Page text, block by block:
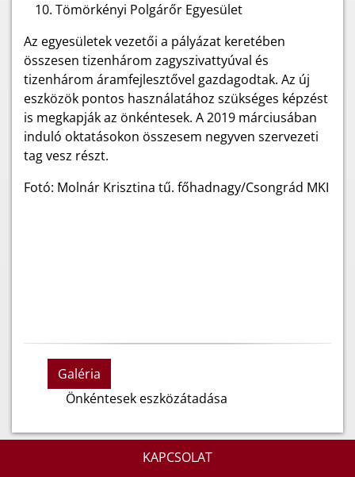
Tömörkényi Polgárőr Egyesület
Az egyesületek vezetői a pályázat keretében
összesen tizenhárom zagyszivattyúval és
tizenhárom áramfejlesztővel gazdagodtak. Az új
eszközök pontos használatához szükséges képzést
is megkapják az önkéntesek. A 2019 márciusában
induló oktatásokon összesem negyven szervezeti
tag vesz részt.
Fotó: Molnár Krisztina tű. főhadnagy/Csongrád MKI
Galéria
Önkéntesek eszközátadása
KAPCSOLAT